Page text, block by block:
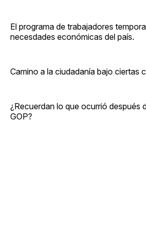
El programa de trabajadores
necesdades económicas del país.
Camino a la ciudadanía bajo ciertas
¿Recuerdan lo que ocurrió después
GOP?